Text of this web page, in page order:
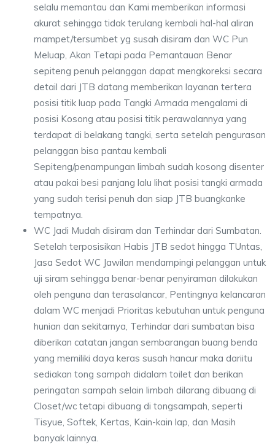
selalu memantau dan Kami memberikan informasi
akurat sehingga tidak terulang kembali hal-hal aliran
mampet/tersumbet yg susah disiram dan WC Pun
Meluap, Akan Tetapi pada Pemantauan Benar
sepiteng penuh pelanggan dapat mengkoreksi secara
detail dari JTB datang memberikan layanan tertera
posisi titik luap pada Tangki Armada mengalami di
posisi Kosong atau posisi titik perawalannya yang
terdapat di belakang tangki, serta setelah pengurasan
pelanggan bisa pantau kembali
Sepiteng/penampungan limbah sudah kosong disenter
atau pakai besi panjang lalu lihat posisi tangki armada
yang sudah terisi penuh dan siap JTB buangkanke
tempatnya.
WC Jadi Mudah disiram dan Terhindar dari Sumbatan.
Setelah terposisikan Habis JTB sedot hingga TUntas,
Jasa Sedot WC Jawilan mendampingi pelanggan untuk
uji siram sehingga benar-benar penyiraman dilakukan
oleh penguna dan terasalancar, Pentingnya kelancaran
dalam WC menjadi Prioritas kebutuhan untuk penguna
hunian dan sekitarnya, Terhindar dari sumbatan bisa
diberikan catatan jangan sembarangan buang benda
yang memiliki daya keras susah hancur maka dariitu
sediakan tong sampah didalam toilet dan berikan
peringatan sampah selain limbah dilarang dibuang di
Closet/wc tetapi dibuang di tongsampah, seperti
Tisyue, Softek, Kertas, Kain-kain lap, dan Masih
banyak lainnya.